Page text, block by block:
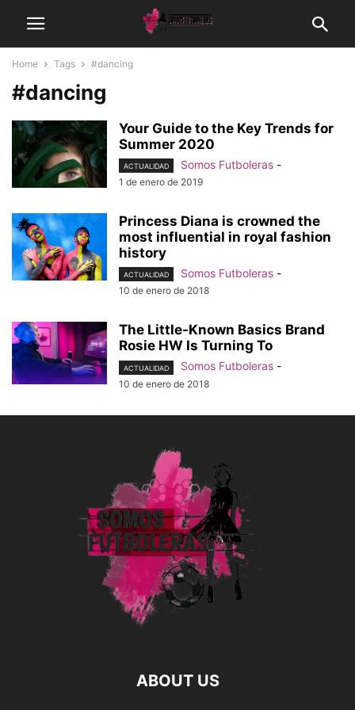
Home Tags #dancing
#dancing
Your Guide to the Key Trends for
Summer 2020
ACTUALIDAD Somos Futboleras -
1 de enero de 2019
Princess Diana is crowned the
most influential in royal fashion
history
ACTUALIDAD Somos Futboleras -
10 de enero de 2018
The Little-Known Basics Brand
Rosie HW Is Turning To
ACTUALIDAD Somos Futboleras -
10 de enero de 2018
ABOUT US